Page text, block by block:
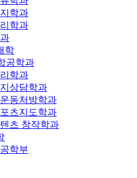
학과
학과
학
공학과
학과
상담학과
동처방학과
츠지도학과
츠 창작학과
학부